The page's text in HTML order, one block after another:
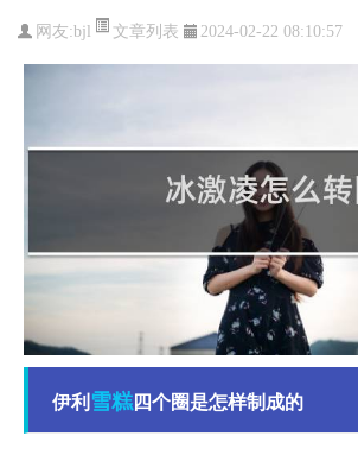
网友:bjl 文章列表 2024-02-22 08:10:57
伊利雪糕四个圈是怎样制成的